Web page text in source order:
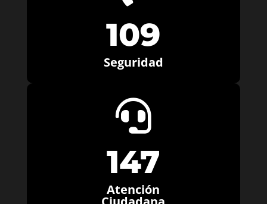
109
Seguridad

147
Atención